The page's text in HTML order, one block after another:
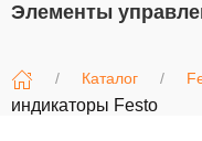
Элементы
Каталог
индикаторы Festo